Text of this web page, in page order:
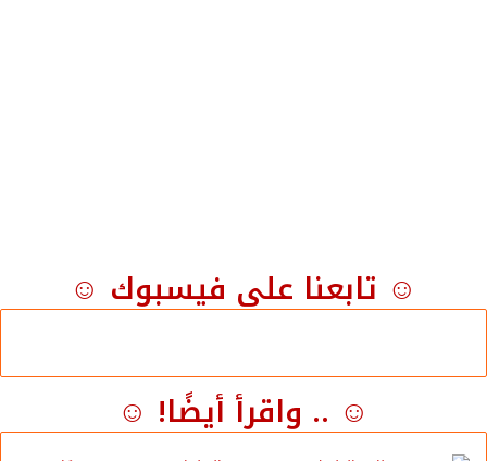
☺ تابعنا على فيسبوك ☺
☺ .. واقرأ أيضًا! ☺